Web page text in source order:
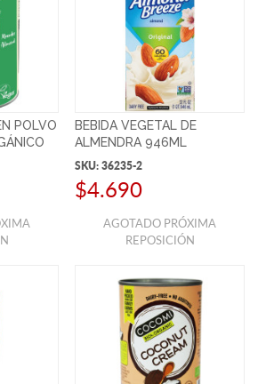
POLVO
BEBIDA VEGETAL DE
ALMENDRA 946ML
SKU: 36235-2
$4.690
AGOTADO PRÓXIMA
REPOSICIÓN